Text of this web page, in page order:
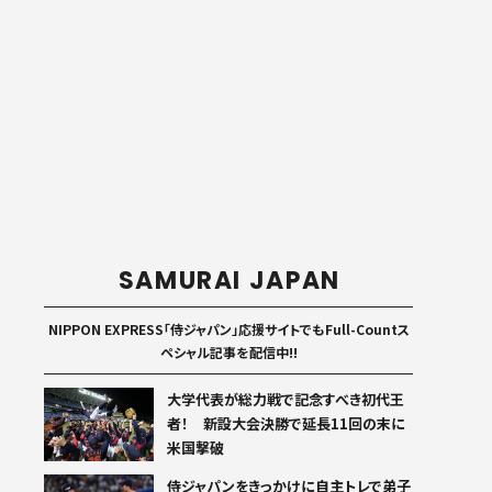
SAMURAI JAPAN
NIPPON EXPRESS「侍ジャパン」応援サイトでもFull-Countス
ペシャル記事を配信中!!
大学代表が総力戦で記念すべき初代王
者！ 新設大会決勝で延長11回の末に
米国撃破
侍ジャパンをきっかけに自主トレで弟子